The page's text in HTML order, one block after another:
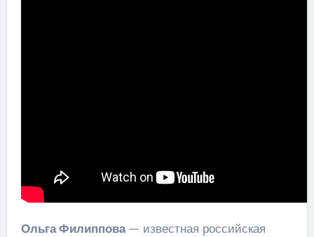
Ольга Филиппова— известная российская